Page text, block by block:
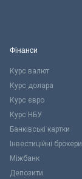
Фінанси
Курс валют
Курс долара
Курс євро
Курс НБУ
Банківські картки
Інвестиційні брокери
Міжбанк
Депозити